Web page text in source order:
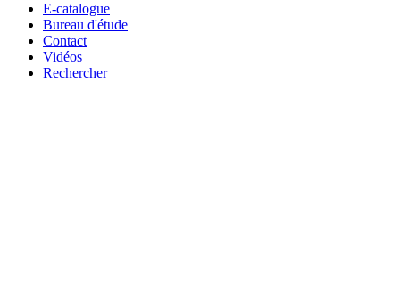
E-catalogue
Bureau d'étude
Contact
Vidéos
Rechercher